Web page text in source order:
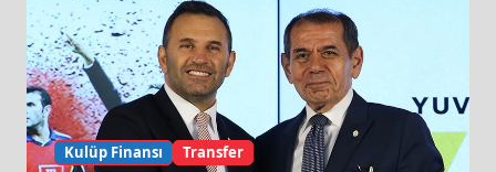
Kulüp Finansı Transfer